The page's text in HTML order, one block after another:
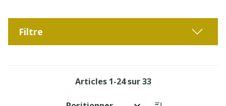
Filtre
Articles 1-24sur33